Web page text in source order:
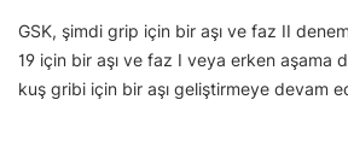
GSK, şimdi grip için bir aşı ve faz II
19 için bir aşı ve faz I veya erken aşama
kuş gribi için bir aşı geliştirmeye devam